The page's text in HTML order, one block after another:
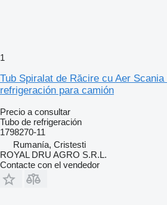
1
Tub Spiralat de Răcire cu Aer Scania
refrigeración para camión
Precio a consultar
Tubo de refrigeración
1798270-11
Rumanía, Cristesti
ROYAL DRU AGRO S.R.L.
Contacte con el vendedor